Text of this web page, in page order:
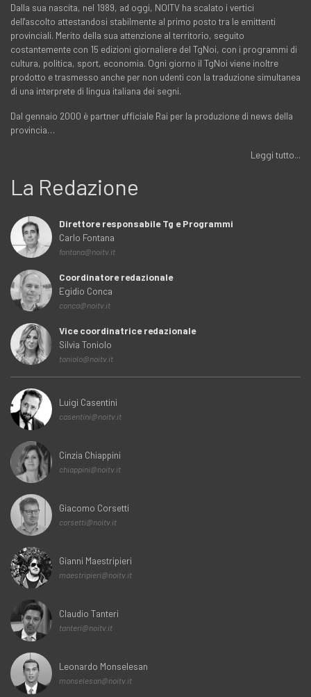
Dalla sua nascita, nel 1989, ad oggi, NOITV ha scalato i vertici
dell'ascolto attestandosi stabilmente al primo posto tra le emittenti
provinciali. Merito della sua attenzione al territorio, seguito
costantemente con 15 edizioni giornaliere del TgNoi, con i programmi di
cultura, politica, sport, economia. Ogni giorno il TgNoi viene inoltre
prodotto e trasmesso anche per non udenti con la traduzione simultanea
di una interprete di lingua italiana dei segni.
Dal gennaio 2000 è partner ufficiale Rai per la produzione di news della
provincia…
Leggi tutto...
La Redazione
Direttore responsabile Tg e Programmi
Carlo Fontana
fontana@noitv.it
Coordinatore redazionale
Egidio Conca
conca@noitv.it
Vice coordinatrice redazionale
Silvia Toniolo
toniolo@noitv.it
Luigi Casentini
casentini@noitv.it
Cinzia Chiappini
chiappini@noitv.it
Giacomo Corsetti
corsetti@noitv.it
Gianni Maestripieri
maestripieri@noitv.it
Claudio Tanteri
tanteri@noitv.it
Leonardo Monselesan
monselesan@noitv.it